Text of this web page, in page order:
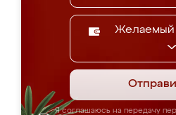
Я соглашаюсь на передачу